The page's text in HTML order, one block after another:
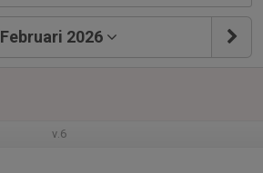
Februari 2026
v.6